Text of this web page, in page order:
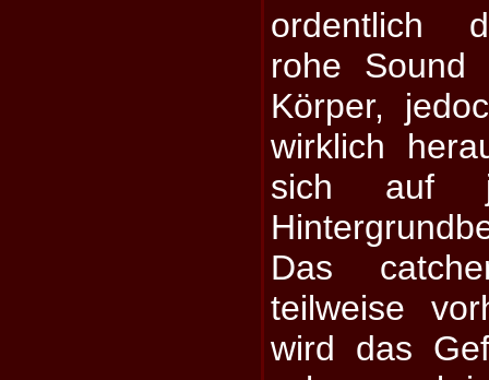
ordentlich
rohe
Körper,
wirklich
sich auf
Das
teilweise
wird das